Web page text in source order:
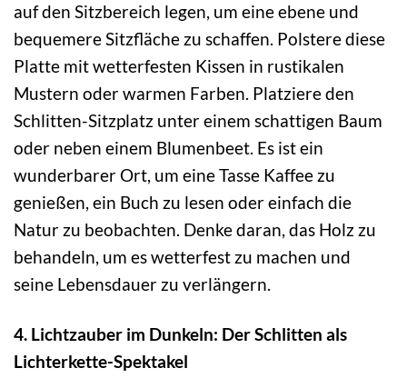
auf den Sitzbereich legen, um eine ebene und
bequemere Sitzfläche zu schaffen. Polstere diese
Platte mit wetterfesten Kissen in rustikalen
Mustern oder warmen Farben. Platziere den
Schlitten-Sitzplatz unter einem schattigen Baum
oder neben einem Blumenbeet. Es ist ein
wunderbarer Ort, um eine Tasse Kaffee zu
genießen, ein Buch zu lesen oder einfach die
Natur zu beobachten. Denke daran, das Holz zu
behandeln, um es wetterfest zu machen und
seine Lebensdauer zu verlängern.
4. Lichtzauber im Dunkeln: Der Schlitten als
Lichterkette-Spektakel